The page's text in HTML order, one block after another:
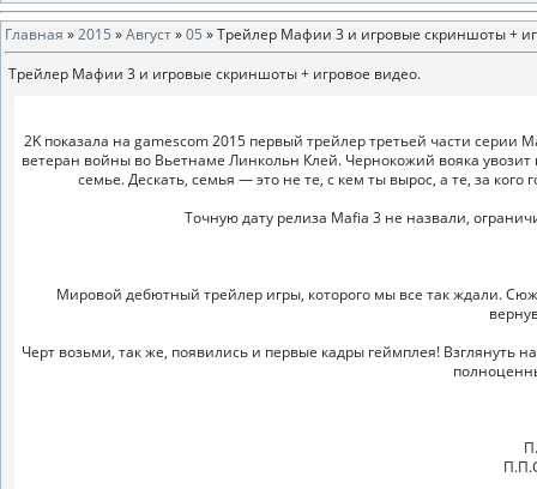
Главная »2015 »Август»05 » Трейлер Мафии 3 и игровые скриншоты +
Трейлер Мафии 3 и игровые скриншоты + игровое видео.
2K показала на gamescom 2015 первый трейлер третьей части серии
ветеран войны во Вьетнаме Линкольн Клей. Чернокожий вояка
семье. Дескать, семья — это не те, с кем ты вырос, а те, за кого
Точную дату релиза Mafia 3 не назвали,
Мировой дебютный трейлер игры, которого мы все так ждали.
Черт возьми, так же, появились и первые кадры геймплея! Взглянуть